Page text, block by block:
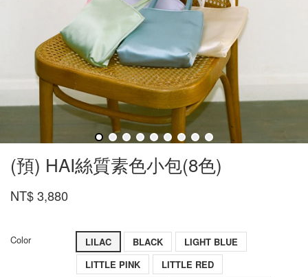
(預) HAI絲質素色小包(8色)
NT$ 3,880
Color LILAC BLACK
LIGHT BLUE
LITTLE PINK
LITTLE RED